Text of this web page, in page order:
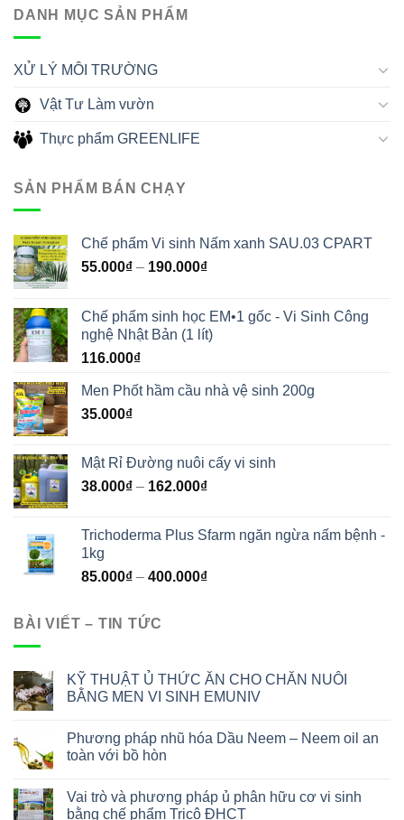
DANH MỤC SẢN PHẨM
XỬ LÝ MÔI TRƯỜNG
Vật Tư Làm vườn
Thực phẩm GREENLIFE
SẢN PHẨM BÁN CHẠY
Chế phẩm Vi sinh Nấm xanh SAU.03 CPART
55.000₫ – 190.000₫
Chế phẩm sinh học EM•1 gốc - Vi Sinh Công
nghệ Nhật Bản (1 lít)
116.000₫
Men Phốt hầm cầu nhà vệ sinh 200g
35.000₫
Mật Rỉ Đường nuôi cấy vi sinh
38.000₫ – 162.000₫
Trichoderma Plus Sfarm ngăn ngừa nấm bệnh -
1kg
85.000₫ – 400.000₫
BÀI VIẾT – TIN TỨC
KỸ THUẬT Ủ THỨC ĂN CHO CHĂN NUÔI
BẰNG MEN VI SINH EMUNIV
Phương pháp nhũ hóa Dầu Neem – Neem oil an
toàn với bồ hòn
Vai trò và phương pháp ủ phân hữu cơ vi sinh
bằng chế phẩm Tricô ĐHCT